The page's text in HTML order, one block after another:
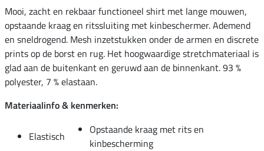
Mooi, zacht en rekbaar functioneel shirt met lange mouwen,
opstaande kraag en ritssluiting met kinbeschermer. Ademend
en sneldrogend. Mesh inzetstukken onder de armen en discrete
prints op de borst en rug. Het hoogwaardige stretchmateriaal is
glad aan de buitenkant en geruwd aan de binnenkant. 93 %
polyester, 7 % elastaan.
Materiaalinfo & kenmerken:
Elastisch
Opstaande kraag met rits en
kinbescherming